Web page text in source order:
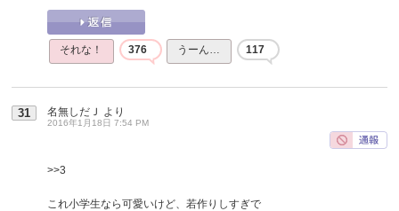
それな！ 376 うーん… 117
31 名無しだＪ より
2016年1月18日 7:54 PM
>>3
これ小学生なら可愛いけど、若作りしすぎで